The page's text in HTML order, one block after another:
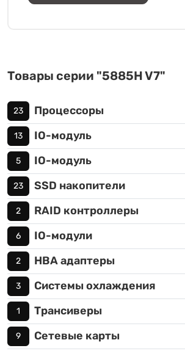
Товары серии "5885H V7"
23 Процессоры
13 IO-модуль
5 IO-модуль
23 SSD накопители
2 RAID контроллеры
6 IO-модули
2 HBA адаптеры
3 Системы охлаждения
1 Трансиверы
9 Сетевые карты